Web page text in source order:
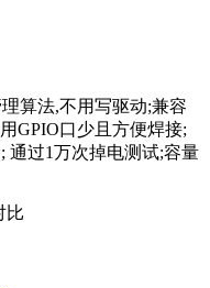
算法,不用写驱动;兼容
GPIO口少且方便焊接;
通过1万次掉电测试;容量